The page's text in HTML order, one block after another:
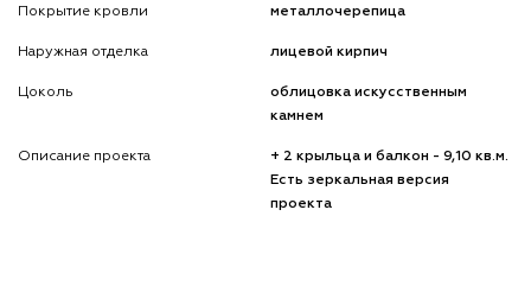
Покрытие кровли металлочерепица
Наружная отделка лицевой кирпич
Цоколь
облицовка искусственным
камнем
Описание проекта
+ 2 крыльца и балкон - 9,10 кв.м.
Есть зеркальная версия
проекта